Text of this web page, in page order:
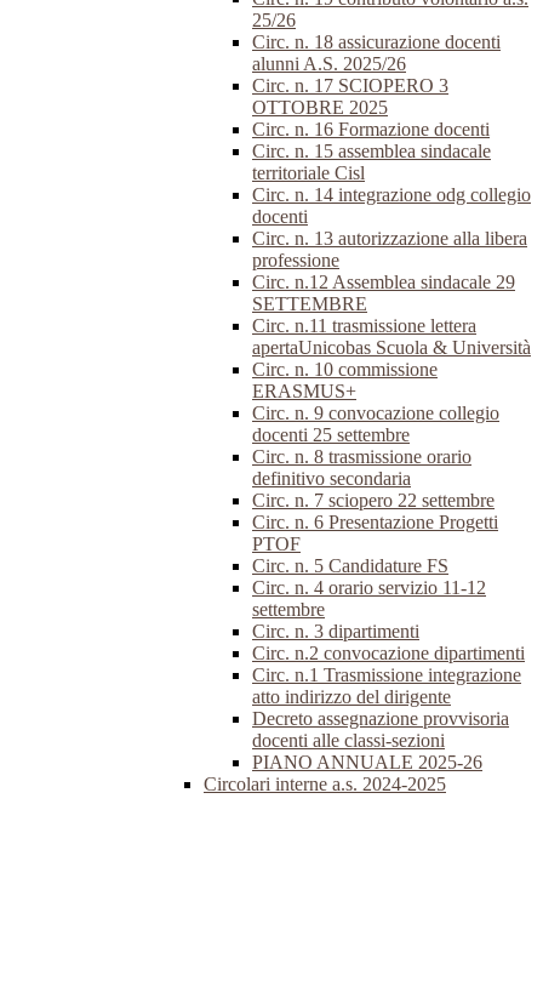
25/26
Circ. n. 18 assicurazione docenti
alunni A.S. 2025/26
Circ. n. 17 SCIOPERO 3
OTTOBRE 2025
Circ. n. 16 Formazione docenti
Circ. n. 15 assemblea sindacale
territoriale Cisl
Circ. n. 14 integrazione odg collegio
docenti
Circ. n. 13 autorizzazione alla libera
professione
Circ. n.12 Assemblea sindacale 29
SETTEMBRE
Circ. n.11 trasmissione lettera
apertaUnicobas Scuola & Università
Circ. n. 10 commissione
ERASMUS+
Circ. n. 9 convocazione collegio
docenti 25 settembre
Circ. n. 8 trasmissione orario
definitivo secondaria
Circ. n. 7 sciopero 22 settembre
Circ. n. 6 Presentazione Progetti
PTOF
Circ. n. 5 Candidature FS
Circ. n. 4 orario servizio 11-12
settembre
Circ. n. 3 dipartimenti
Circ. n.2 convocazione dipartimenti
Circ. n.1 Trasmissione integrazione
atto indirizzo del dirigente
Decreto assegnazione provvisoria
docenti alle classi-sezioni
PIANO ANNUALE 2025-26
Circolari interne a.s. 2024-2025